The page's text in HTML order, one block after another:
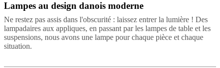
NoirGrisJaune Verre
Verre
Lampes au design danois moderne
Ne restez pas assis dans l'obscurité : laissez entrer la lumière ! Des
lampadaires aux appliques, en passant par les lampes de table et les
suspensions, nous avons une lampe pour chaque pièce et chaque
situation.